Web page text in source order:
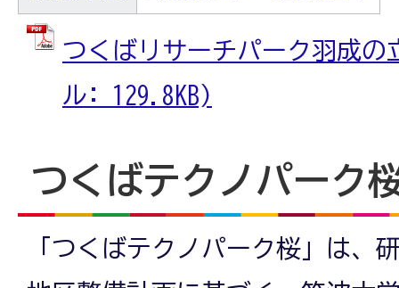
つくばリサーチパーク羽成の
ル: 129.8KB)
つくばテクノパーク
「つくばテクノパーク桜」は、